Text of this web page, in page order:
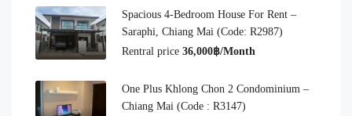
Spacious 4-Bedroom House For Rent –
Saraphi, Chiang Mai (Code: R2987)
Rentral price 36,000฿/Month
One Plus Khlong Chon 2 Condominium –
Chiang Mai (Code : R3147)